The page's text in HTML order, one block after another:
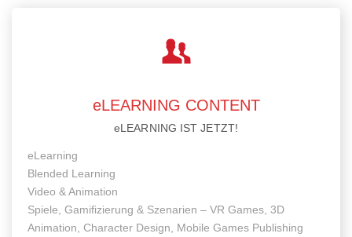
eLEARNING CONTENT
eLEARNING IST JETZT!
eLearning
Blended Learning
Video & Animation
Spiele, Gamifizierung & Szenarien – VR Games, 3D
Animation, Character Design, Mobile Games Publishing